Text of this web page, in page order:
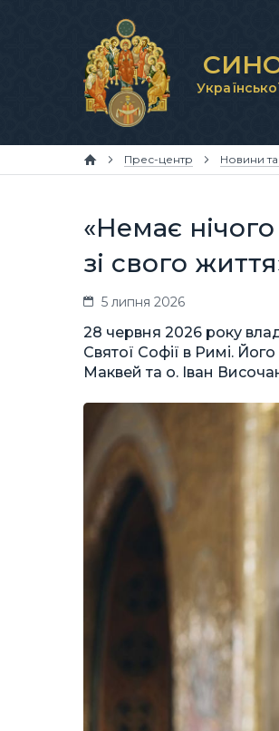
Прес-центр Новини
«Немає
зі свого
5 липня 2026
28 червня 2026 року
Святої Софії в Римі.
Маквей та о. Іван